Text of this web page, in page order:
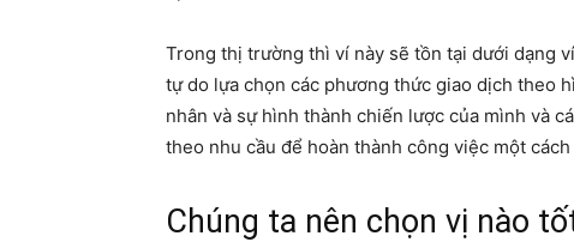
Trong thị trường thì ví này sẽ tồn tại dưới dạng
tự do lựa chọn các phương thức giao dịch theo
nhân và sự hình thành chiến lược của mình và
theo nhu cầu để hoàn thành công việc một
Chúng ta nên chọn vị nào